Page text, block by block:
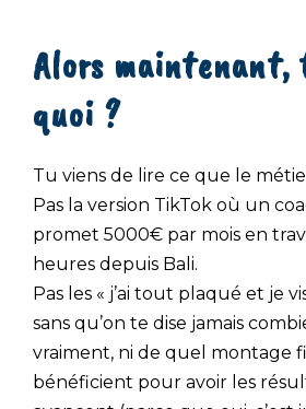
Alors
quoi ?
Tu viens de lire ce que le
Pas la version TikTok où un
promet 5000€ par mois en
heures depuis Bali.
Pas les « j’ai tout plaqué et je
sans qu’on te dise jamais
vraiment, ni de quel montage
bénéficient pour avoir les